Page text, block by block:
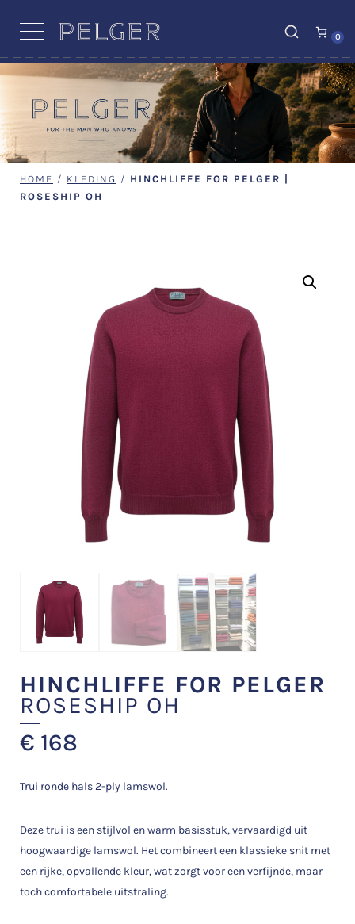
0
HOME / KLEDING / HINCHLIFFE FOR PELGER |
ROSESHIP OH
HINCHLIFFE FOR PELGER
ROSESHIP OH
€ 168
Trui ronde hals 2-ply lamswol.
Deze trui is een stijlvol en warm basisstuk, vervaardigd uit
hoogwaardige lamswol. Het combineert een klassieke snit met
een rijke, opvallende kleur, wat zorgt voor een verfijnde, maar
toch comfortabele uitstraling.